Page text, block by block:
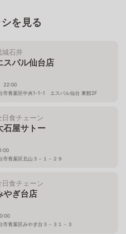
を見る
城石井
スパル仙台店
市青葉区中央1-1-1 エスパル仙台 東館2F
日食チェーン
石屋サトー
市青葉区北山３－１－２９
日食チェーン
やぎ台店
市青葉区みやぎ台３－３１－３